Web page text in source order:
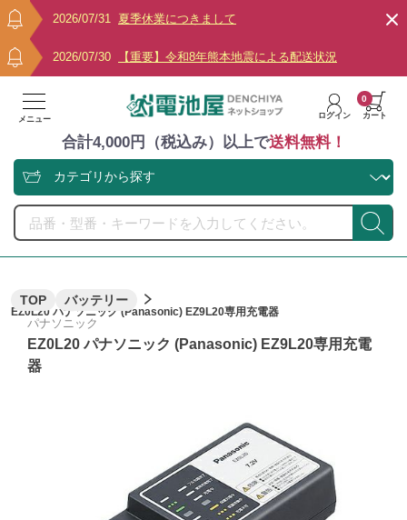
2026/07/31 夏季休業につきまして
2026/07/30 【重要】令和8年熊本地震による配送状況
メニュー ログイン カート
0
合計4,000円（税込み）以上で送料無料！
TOP バッテリー
EZ0L20 パナソニック (Panasonic) EZ9L20専用充電器
パナソニック
EZ0L20 パナソニック (Panasonic) EZ9L20専用充電
器